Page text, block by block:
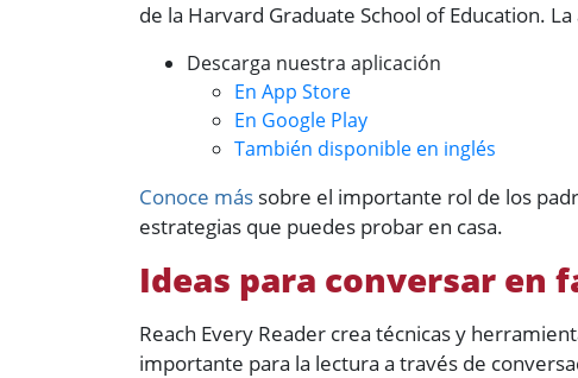
de la Harvard Graduate School of Education.
Descarga nuestra aplicación
En App Store
En Google Play
También disponible en inglés
Conoce más sobre el importante rol de los
estrategias que puedes probar en casa.
Ideas para conversar en
Reach Every Reader crea técnicas y
importante para la lectura a través de